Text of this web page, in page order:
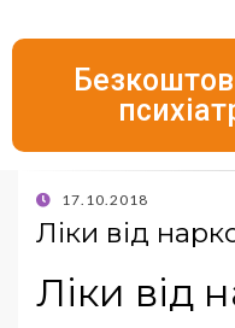
17.10.2018
Ліки від
Ліки від